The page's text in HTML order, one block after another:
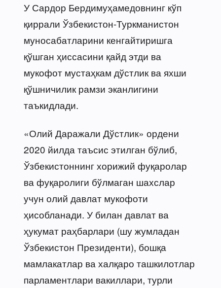
У Сардор Бердимуҳамедовнинг кўп
қиррали Ўзбекистон-Туркманистон
муносабатларини кенгайтиришга
қўшган ҳиссасини қайд этди ва
мукофот мустаҳкам дўстлик ва яхши
қўшничилик рамзи эканлигини
таъкидлади.
«Олий Даражали Дўстлик» ордени
2020 йилда таъсис этилган бўлиб,
Ўзбекистоннинг хорижий фуқаролар
ва фуқаролиги бўлмаган шахслар
учун олий давлат мукофоти
ҳисобланади. У билан давлат ва
ҳукумат раҳбарлари (шу жумладан
Ўзбекистон Президенти), бошқа
мамлакатлар ва халқаро ташкилотлар
парламентлари вакиллари, турли